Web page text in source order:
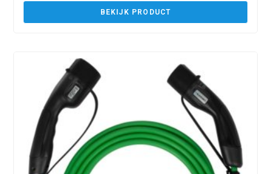
BEKIJK PRODUCT